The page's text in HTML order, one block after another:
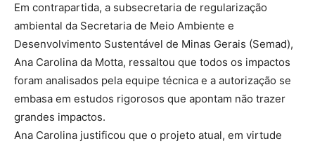
Em contrapartida, a subsecretaria de regularização
ambiental da Secretaria de Meio Ambiente e
Desenvolvimento Sustentável de Minas Gerais (Semad),
Ana Carolina da Motta, ressaltou que todos os impactos
foram analisados pela equipe técnica e a autorização se
embasa em estudos rigorosos que apontam não trazer
grandes impactos.
Ana Carolina justificou que o projeto atual, em virtude